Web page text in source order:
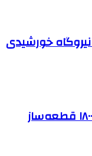
خورشیدی
بازار قطعه‌سازی رقابتی است/ ۱۸۰۰ قطعه‌ساز